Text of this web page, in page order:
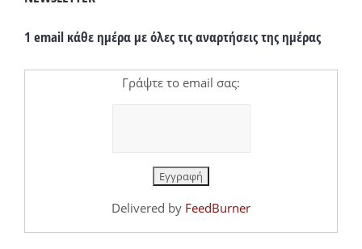
1 email κάθε ημέρα με όλες τις αναρτήσεις της ημέρας
Γράψτε το email σας:
Delivered by FeedBurner